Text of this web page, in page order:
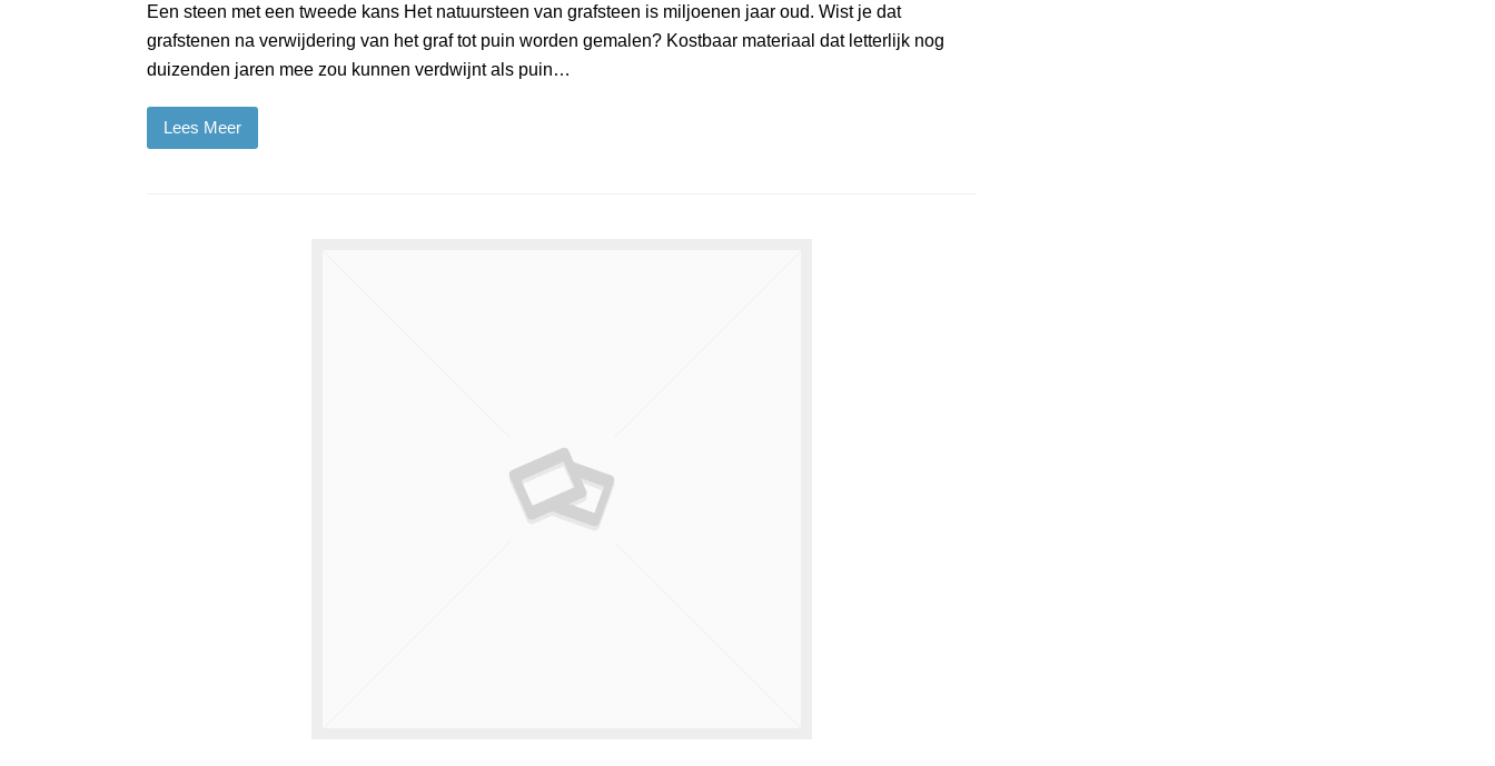
Een steen met een tweede kans Het natuursteen van grafsteen is miljoenen jaar oud. Wist je dat
grafstenen na verwijdering van het graf tot puin worden gemalen? Kostbaar materiaal dat letterlijk nog
duizenden jaren mee zou kunnen verdwijnt als puin…
Lees Meer